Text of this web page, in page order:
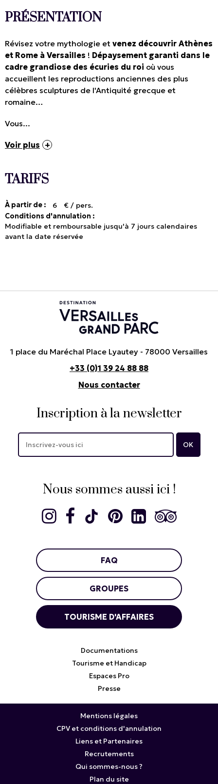
PRÉSENTATION
Révisez votre mythologie et venez découvrir Athènes
et Rome à Versailles ! Dépaysement garanti dans le
cadre grandiose des écuries du roi où vous
accueillent les reproductions anciennes des plus
célèbres sculptures de l'Antiquité grecque et
romaine…
Vous...
Voir plus
TARIFS
À partir de : 6
€ / pers.
Conditions d'annulation :
Modifiable et remboursable jusqu'à 7 jours calendaires
avant la date réservée
1 place du Maréchal Place Lyautey - 78000 Versailles
+33 (0)1 39 24 88 88
Nous contacter
Inscription à la newsletter
Nous sommes aussi ici !
FAQ
GROUPES
TOURISME D'AFFAIRES
Documentations
Tourisme et Handicap
Espaces Pro
Presse
Mentions légales
CPV et conditions d'annulation
Liens et Partenaires
Recrutements
Qui sommes-nous ?
Plan du site